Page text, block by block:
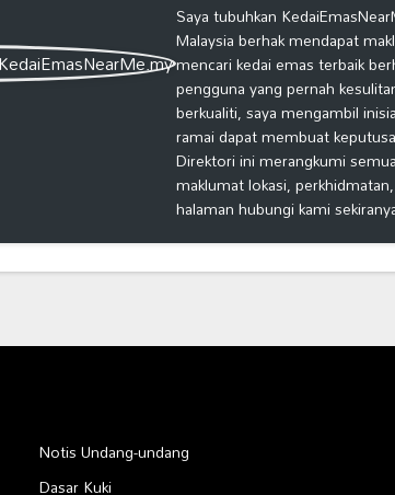
Saya tubuhkan
Malaysia berhak mendapat
mencari kedai emas terbaik
pengguna yang pernah
berkualiti, saya mengambil
ramai dapat membuat
Direktori ini merangkumi
maklumat lokasi,
halaman hubungi kami
Notis Undang-undang
Dasar Kuki